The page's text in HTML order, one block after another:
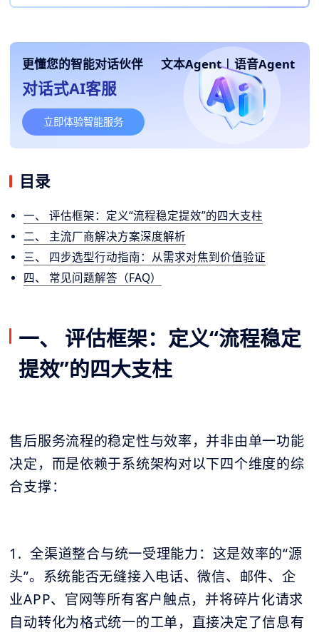
更懂您的智能对话伙伴 文本Agent | 语音Agent
对话式AI客服
立即体验智能服务
目录
一、 评估框架：定义“流程稳定提效”的四大支柱
二、 主流厂商解决方案深度解析
三、 四步选型行动指南：从需求对焦到价值验证
四、 常见问题解答（FAQ）
一、 评估框架：定义“流程稳定
提效”的四大支柱
售后服务流程的稳定性与效率，并非由单一功能
决定，而是依赖于系统架构对以下四个维度的综
合支撑：
1. 全渠道整合与统一受理能力：这是效率的“源
头”。系统能否无缝接入电话、微信、邮件、企
业APP、官网等所有客户触点，并将碎片化请求
自动转化为格式统一的工单，直接决定了信息有